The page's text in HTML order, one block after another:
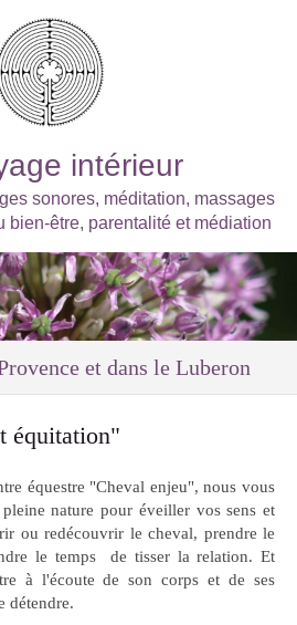
intérieur
sonores, méditation, massages
bien-être, parentalité et médiation
et dans le Luberon
équitation"
équestre "Cheval enjeu", nous vous
nature pour éveiller vos sens et
ou redécouvrir le cheval, prendre le
le temps de tisser la relation. Et
à l'écoute de son corps et de ses
détendre.